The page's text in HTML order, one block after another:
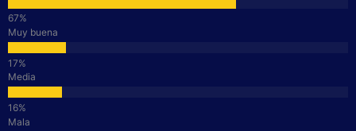
Muy buena
Media
Mala